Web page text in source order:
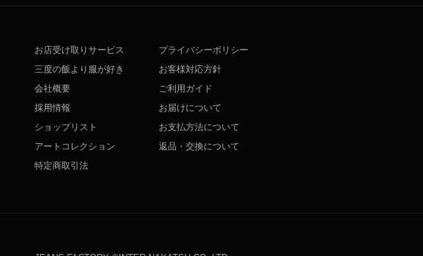
お店受け取りサービス
三度の飯より服が好き
会社概要
採用情報
ショップリスト
アートコレクション
特定商取引法
プライバシーポリシー
お客様対応方針
ご利用ガイド
お届けについて
お支払方法について
返品・交換について